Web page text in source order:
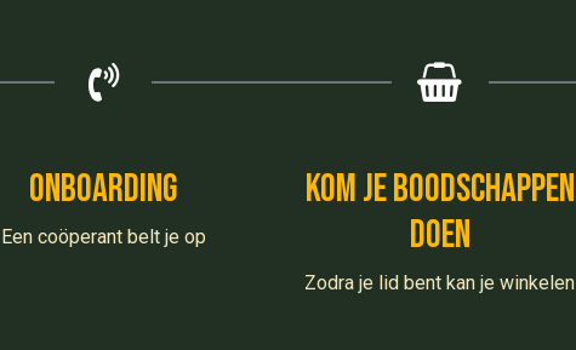
onboarding
Een coöperant belt je op
kom je boodschappen
doen
Zodra je lid bent kan je winkelen